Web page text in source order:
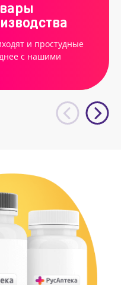
и простудные
с нашими